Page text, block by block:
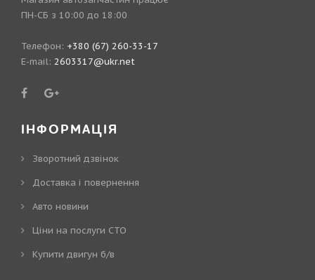
ПН-СБ з 10:00 до 18:00
Телефон: +380 (67) 260-33-17
E-mail: 2603317@ukr.net
ІНФОРМАЦІЯ
Зворотний дзвінок
Доставка і повернення
Авто новини
Ціни на послуги СТО
Купити двигун б/в